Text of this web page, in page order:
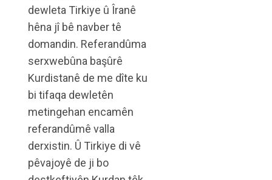
dewleta Tirkiye û Îranê
hêna jî bê navber tê
domandin. Referandûma
serxwebûna başûrê
Kurdistanê de me dîte ku
bi tifaqa dewletên
metingehan encamên
referandûmê valla
derxistin. Û Tirkiye di vê
pêvajoyê de ji bo